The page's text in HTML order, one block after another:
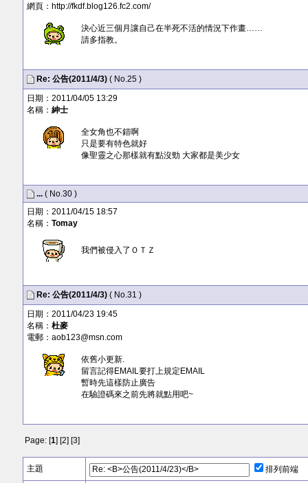
網頁： http://fkdf.blog126.fc2.com/
決心近三個月讓自己在半死不活的情況下作畫……
請多指教。
Re: 公告(2011/4/3) ( No.25 )
日期：2011/04/05 13:29
名稱： 紳士
全女角也不錯啊
只是要有特色就好
像聖靈之心那樣就有點沒勁 大家都是美少女
... ( No.30 )
日期：2011/04/15 18:57
名稱： Tomay
我們被侵入了ＯＴＺ
Re: 公告(2011/4/3) ( No.31 )
日期：2011/04/23 19:45
名稱： 杜麥
電郵： aob123@msn.com
依舊小更新.
留言記得EMAIL要打上規定EMAIL
暫時先這樣防止廣告
在驗證碼來之前先將就點用吧~
Page: [1] [2] [3]
主題 排列前端